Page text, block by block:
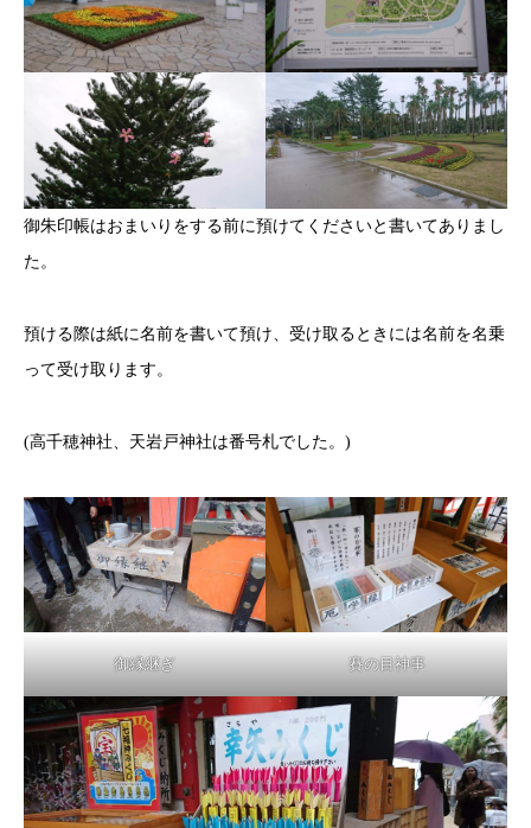
御朱印帳はおまいりをする前に預けてくださいと書いてありまし
た。
預ける際は紙に名前を書いて預け、受け取るときには名前を名乗
って受け取ります。
(高千穂神社、天岩戸神社は番号札でした。)
御縁継ぎ 賽の目神事